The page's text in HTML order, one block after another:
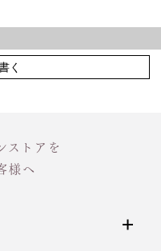
く
ストアを
様へ